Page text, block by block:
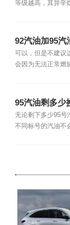
等级越高，其异辛
92汽油加95汽
可以，但是不建议
会因为无法正常燃
95汽油剩多少
无论剩下多少95号
不同标号的汽油不